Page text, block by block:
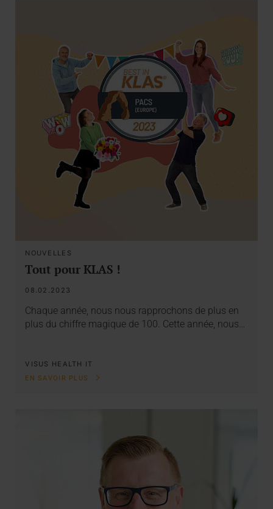
NOUVELLES
Tout pour KLAS !
08.02.2023
Chaque année, nous nous rapprochons de plus en
plus du chiffre magique de 100. Cette année, nous…
VISUS HEALTH IT
EN SAVOIR PLUS